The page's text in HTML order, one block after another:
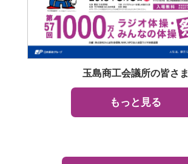
玉島商工会議所の皆さま
もっと見る